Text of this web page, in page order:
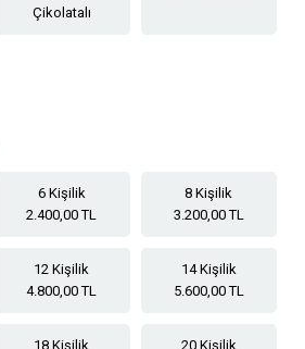
Çikolatalı
6 Kişilik
2.400,00 TL
8 Kişilik
3.200,00 TL
12 Kişilik
4.800,00 TL
14 Kişilik
5.600,00 TL
18 Kişilik
20 Kişilik